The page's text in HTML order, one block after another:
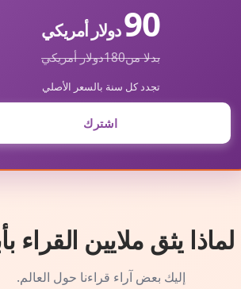
90دولار أمريكي
بدلا من180دولار أمريكي
تجدد كل سنة بالسعر الأصلي
اشترك
لماذا يثق ملايين القراء
إليك بعض آراء قراءنا حول العالم.